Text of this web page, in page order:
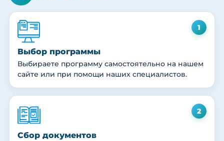
1
Выбор программы
Выбираете программу самостоятельно на нашем
сайте или при помощи наших специалистов.
2
Сбор документов